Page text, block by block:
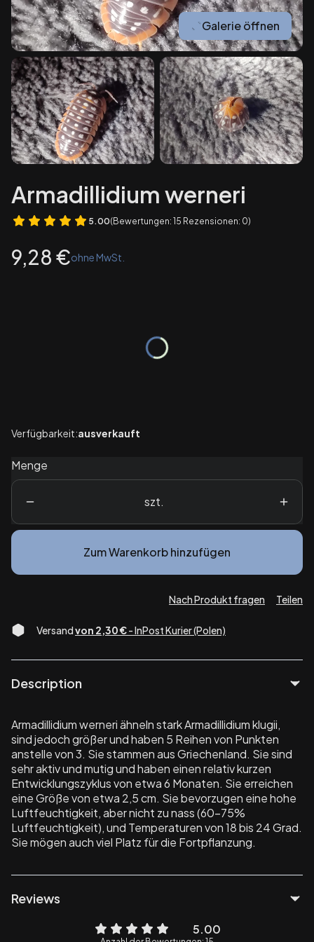
Galerie öffnen
Armadillidium werneri
5.00(Bewertungen: 15 Rezensionen: 0)
Preis
9,28 €ohne MwSt.
Verfügbarkeit:ausverkauft
Menge
szt.
Zum Warenkorb hinzufügen
Nach Produkt fragen Teilen
Versandvon 2,30 €- InPost Kurier (Polen)
Description
Armadillidium werneri ähneln stark Armadillidium klugii,
sind jedoch größer und haben 5 Reihen von Punkten
anstelle von 3. Sie stammen aus Griechenland. Sie sind
sehr aktiv und mutig und haben einen relativ kurzen
Entwicklungszyklus von etwa 6 Monaten. Sie erreichen
eine Größe von etwa 2,5 cm. Sie bevorzugen eine hohe
Luftfeuchtigkeit, aber nicht zu nass (60-75%
Luftfeuchtigkeit), und Temperaturen von 18 bis 24 Grad.
Sie mögen auch viel Platz für die Fortpflanzung.
Reviews
5.00